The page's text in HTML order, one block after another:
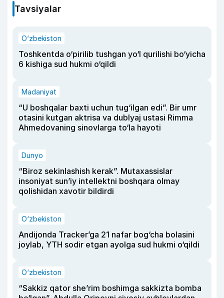
Tavsiyalar
O‘zbekiston
Toshkentda o‘pirilib tushgan yo‘l qurilishi bo‘yicha
6 kishiga sud hukmi o‘qildi
Madaniyat
“U boshqalar baxti uchun tug‘ilgan edi”. Bir umr
otasini kutgan aktrisa va dublyaj ustasi Rimma
Ahmedovaning sinovlarga to‘la hayoti
Dunyo
“Biroz sekinlashish kerak”. Mutaxassislar
insoniyat sun’iy intellektni boshqara olmay
qolishidan xavotir bildirdi
O‘zbekiston
Andijonda Tracker’ga 21 nafar bog‘cha bolasini
joylab, YTH sodir etgan ayolga sud hukmi o‘qildi
O‘zbekiston
“Sakkiz qator she’rim boshimga sakkizta bomba